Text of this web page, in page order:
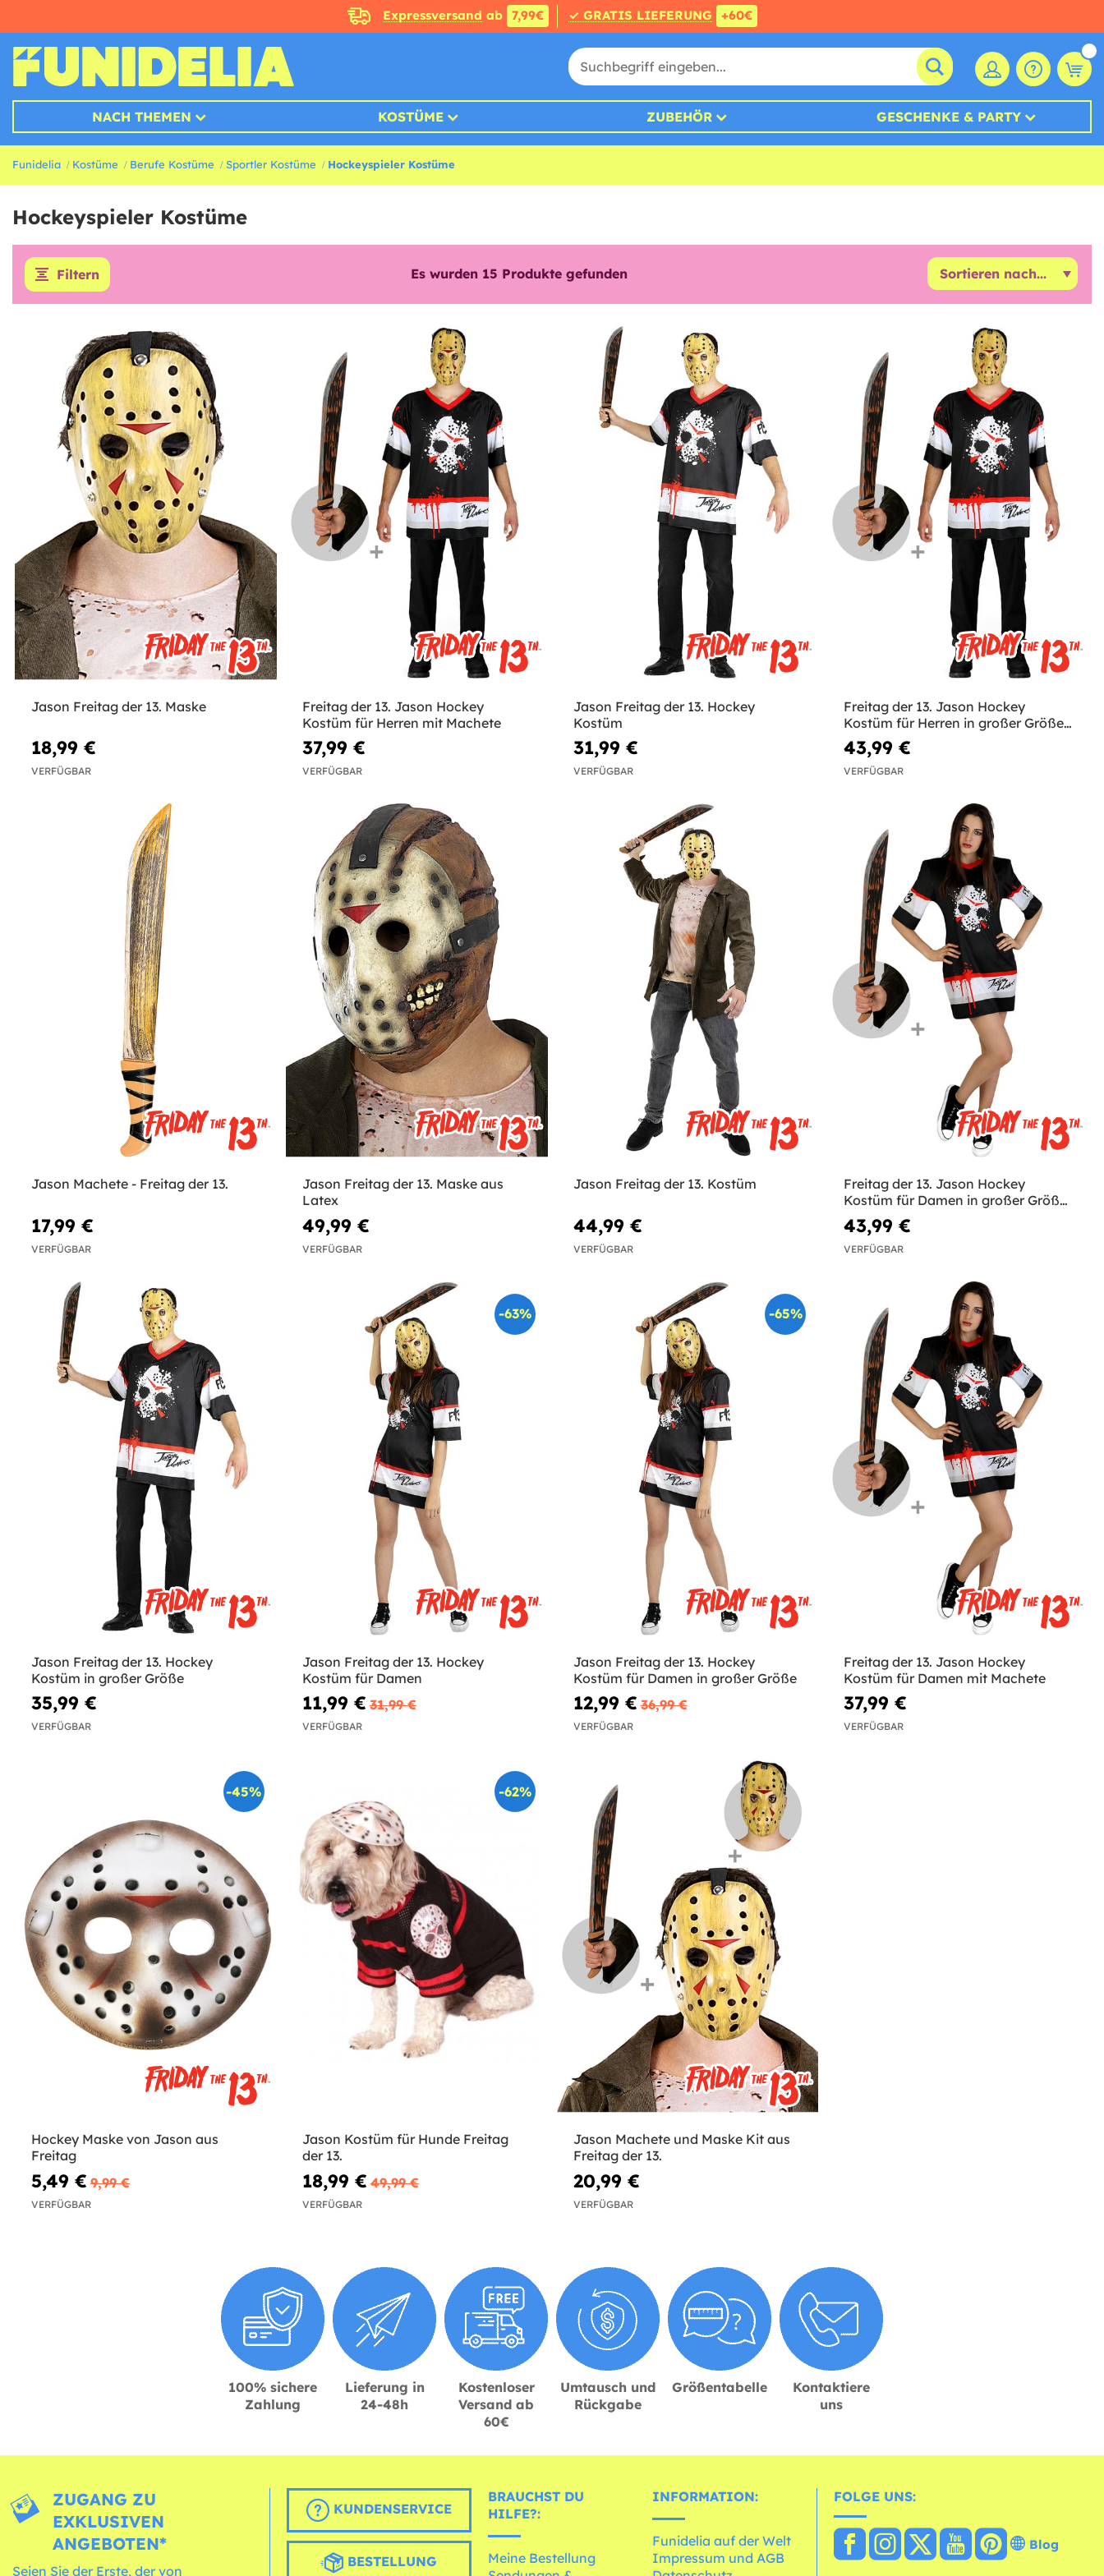
Expressversand ab 7,99€ ✓ GRATIS LIEFERUNG +60€
NACH THEMEN KOSTÜME ZUBEHÖR GESCHENKE & PARTY
Funidelia Kostüme Berufe Kostüme Sportler Kostüme Hockeyspieler Kostüme
Hockeyspieler Kostüme
Filtern Es wurden 15 Produkte gefunden
Jason Freitag der 13. Maske
18,99 €
VERFÜGBAR
Freitag der 13. Jason Hockey
Kostüm für Herren mit Machete
37,99 €
VERFÜGBAR
Jason Freitag der 13. Hockey
Kostüm
31,99 €
VERFÜGBAR
Freitag der 13. Jason Hockey
Kostüm für Herren in großer Größe
mit Machete
43,99 €
VERFÜGBAR
Jason Machete - Freitag der 13.
17,99 €
VERFÜGBAR
Jason Freitag der 13. Maske aus
Latex
49,99 €
VERFÜGBAR
Jason Freitag der 13. Kostüm
44,99 €
VERFÜGBAR
Freitag der 13. Jason Hockey
Kostüm für Damen in großer Größe
mit Machete
43,99 €
VERFÜGBAR
Jason Freitag der 13. Hockey
Kostüm in großer Größe
35,99 €
VERFÜGBAR
-63%
Jason Freitag der 13. Hockey
Kostüm für Damen
11,99 € 31,99 €
VERFÜGBAR
-65%
Jason Freitag der 13. Hockey
Kostüm für Damen in großer Größe
12,99 € 36,99 €
VERFÜGBAR
Freitag der 13. Jason Hockey
Kostüm für Damen mit Machete
37,99 €
VERFÜGBAR
-45%
Hockey Maske von Jason aus
Freitag
5,49 € 9,99 €
VERFÜGBAR
-62%
Jason Kostüm für Hunde Freitag
der 13.
18,99 € 49,99 €
VERFÜGBAR
Jason Machete und Maske Kit aus
Freitag der 13.
20,99 €
VERFÜGBAR
100% sichere
Zahlung
Lieferung in
24-48h
Kostenloser
Versand ab
60€
Umtausch und
Rückgabe
Größentabelle
Kontaktiere
uns
ZUGANG ZU
EXKLUSIVEN
ANGEBOTEN*
Seien Sie der Erste, der von
KUNDENSERVICE
BESTELLUNG
BRAUCHST DU
HILFE?:
Meine Bestellung
INFORMATION:
Funidelia auf der Welt
Impressum und AGB
FOLGE UNS:
Blog